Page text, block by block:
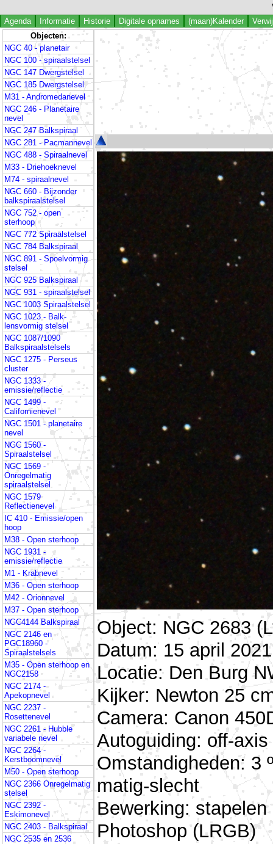
Agenda Informatie Historie Digitale opnames (maan)Kalender
Objecten:
NGC 40 - planetair
NGC 100 - spiraalstelsel
NGC 147 Dwergstelsel
NGC 185 Dwergstelsel
M31 - Andromedanevel
NGC 246 - Planetaire
nevel
NGC 247 Balkspiraal
NGC 281 - Pacmannevel
NGC 488 - Spiraalnevel
M33 - Driehoeknevel
M74 - spiraalnevel
NGC 660 - Bijzonder
balkspiraalstelsel
NGC 752 - open
sterhoop
NGC 772 Spiraalstelsel
NGC 784 Balkspiraal
NGC 891 - Spoelvormig
stelsel
NGC 925 Balkspiraal
NGC 931 - spiraalstelsel
NGC 1003 Spiraalstelsel
NGC 1023 - Balk-
lensvormig stelsel
NGC 1087/1090
Balkspiraalstelsels
NGC 1275 - Perseus
cluster
NGC 1333 -
emissie/reflectie
NGC 1499 -
Californienevel
NGC 1501 - planetaire
nevel
NGC 1560 -
Spiraalstelsel
NGC 1569 -
Onregelmatig
spiraalstelsel
NGC 1579
Reflectienevel
IC 410 - Emissie/open
hoop
M38 - Open sterhoop
NGC 1931 -
emissie/reflectie
M1 - Krabnevel
M36 - Open sterhoop
M42 - Orionnevel
M37 - Open sterhoop
NGC4144 Balkspiraal
NGC 2146 en
PGC18960 -
Spiraalstelsels
M35 - Open sterhoop en
NGC2158
NGC 2174 -
Apekopnevel
NGC 2237 -
Rosettenevel
NGC 2261 - Hubble
variabele nevel
NGC 2264 -
Kerstboomnevel
M50 - Open sterhoop
NGC 2366 Onregelmatig
stelsel
NGC 2392 -
Eskimonevel
NGC 2403 - Balkspiraal
NGC 2535 en 2536
Object: NGC 2683
Datum: 15 april
Locatie: Den Burg
Kijker: Newton 25
Camera: Canon
Autoguiding: off-
Omstandigheden: 3
matig-slecht
Bewerking:
Photoshop (LRGB)